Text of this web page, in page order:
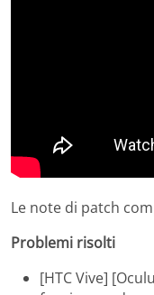
Le note di patch
Problemi risolti
[HTC Vive]